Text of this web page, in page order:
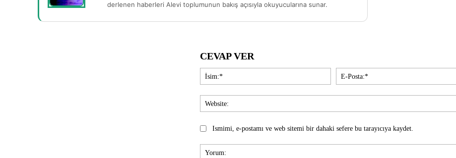
derlenen haberleri Alevi toplumunun bakış açısıyla okuyucularına sunar.
CEVAP VER
İsim:*
Ismimi, e-postamı ve web sitemi bir dahaki sefere bu tarayıcıya kaydet.